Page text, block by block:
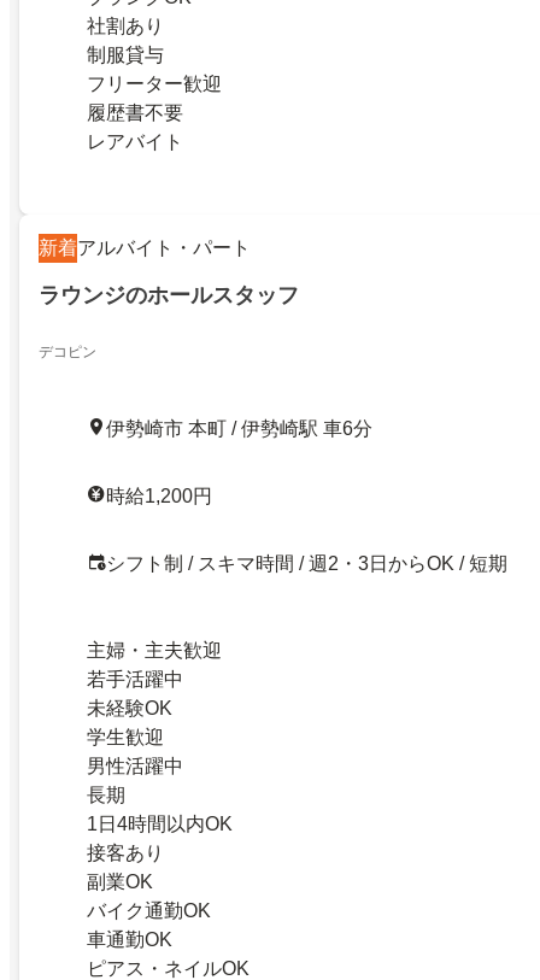
社割あり
制服貸与
フリーター歓迎
履歴書不要
レアバイト
新着アルバイト・パート
ラウンジのホールスタッフ
デコピン
伊勢崎市 本町 / 伊勢崎駅 車6分
時給1,200円
シフト制 / スキマ時間 / 週2・3日からOK / 短期
主婦・主夫歓迎
若手活躍中
未経験OK
学生歓迎
男性活躍中
長期
1日4時間以内OK
接客あり
副業OK
バイク通勤OK
車通勤OK
ピアス・ネイルOK